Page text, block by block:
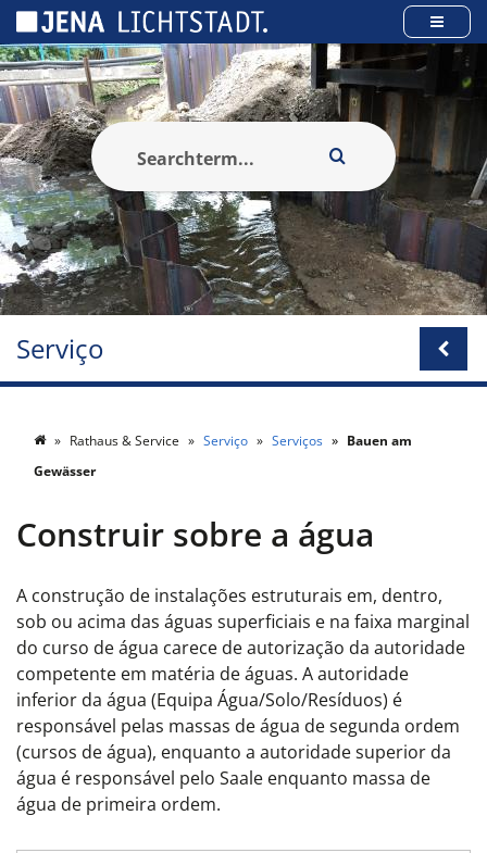
Serviço
Rathaus & Service Serviço Serviços
Bauen am
Gewässer
Construir sobre a água
A construção de instalações estruturais em, dentro,
sob ou acima das águas superficiais e na faixa marginal
do curso de água carece de autorização da autoridade
competente em matéria de águas. A autoridade
inferior da água (Equipa Água/Solo/Resíduos) é
responsável pelas massas de água de segunda ordem
(cursos de água), enquanto a autoridade superior da
água é responsável pelo Saale enquanto massa de
água de primeira ordem.
Cookies management panel